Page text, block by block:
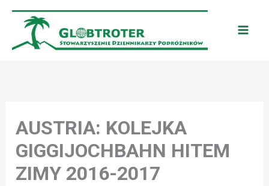
Przejdź
treści
AUSTRIA: KOLEJKA
GIGGIJOCHBAHN HITEM
ZIMY 2016-2017